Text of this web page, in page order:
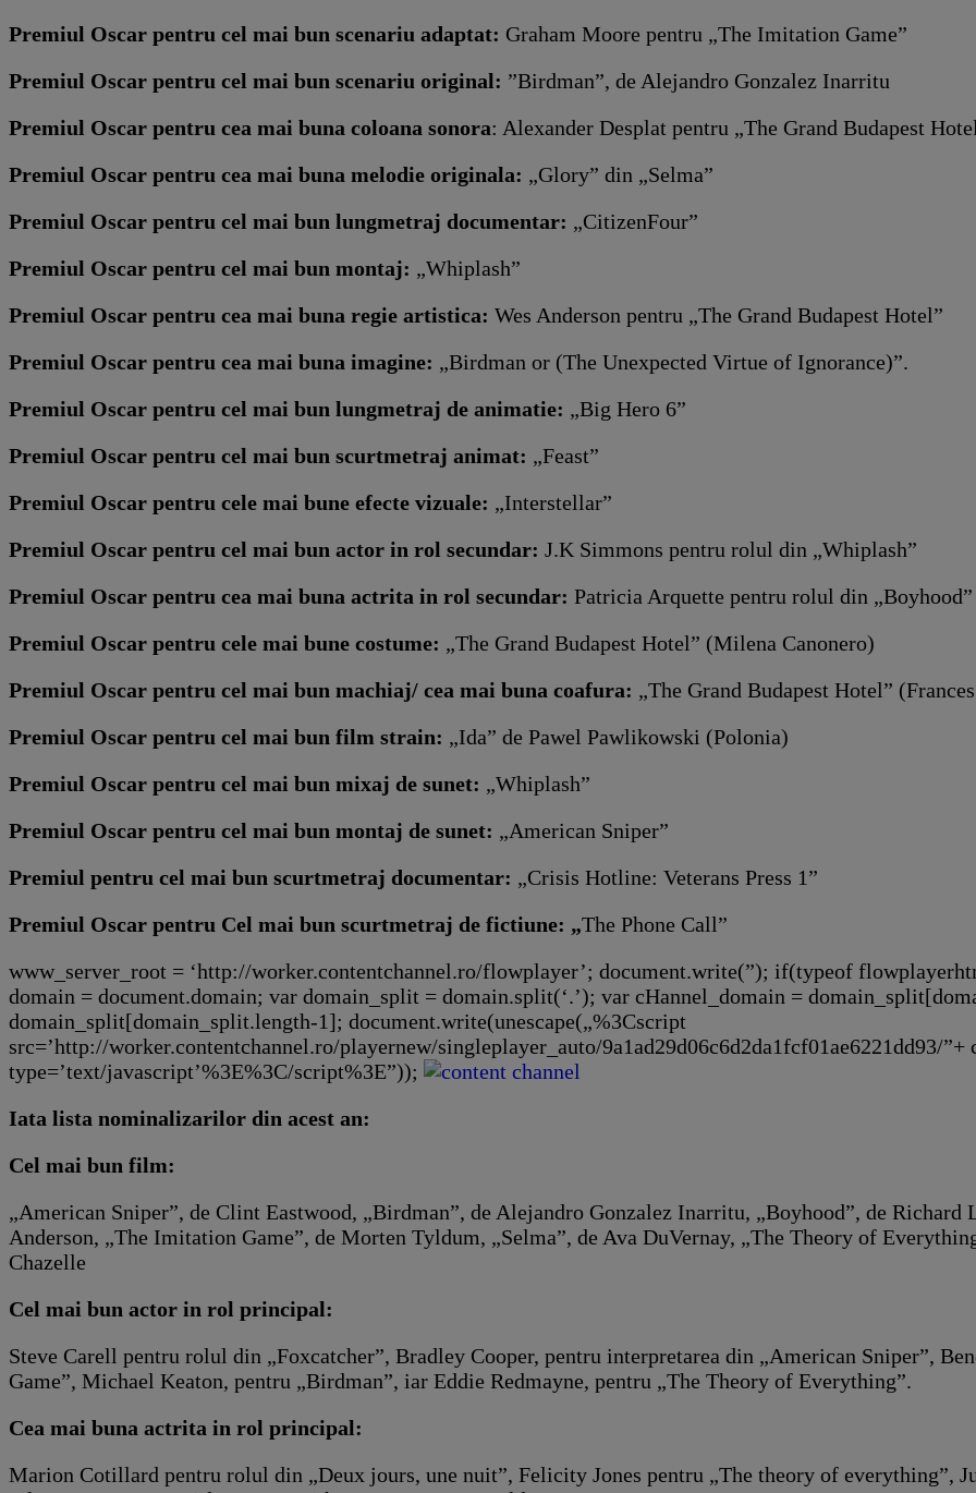
Premiul Oscar pentru cel mai bun scenariu adaptat: Graham Moore pentru „The Imitation Game”
Premiul Oscar pentru cel mai bun scenariu original: ”Birdman”, de Alejandro Gonzalez Inarritu
Premiul Oscar pentru cea mai buna coloana sonora: Alexander Desplat pentru „The Grand Budapest
Premiul Oscar pentru cea mai buna melodie originala: „Glory” din „Selma”
Premiul Oscar pentru cel mai bun lungmetraj documentar: „CitizenFour”
Premiul Oscar pentru cel mai bun montaj: „Whiplash”
Premiul Oscar pentru cea mai buna regie artistica: Wes Anderson pentru „The Grand Budapest Hotel”
Premiul Oscar pentru cea mai buna imagine: „Birdman or (The Unexpected Virtue of Ignorance)”.
Premiul Oscar pentru cel mai bun lungmetraj de animatie: „Big Hero 6”
Premiul Oscar pentru cel mai bun scurtmetraj animat: „Feast”
Premiul Oscar pentru cele mai bune efecte vizuale: „Interstellar”
Premiul Oscar pentru cel mai bun actor in rol secundar: J.K Simmons pentru rolul din „Whiplash”
Premiul Oscar pentru cea mai buna actrita in rol secundar: Patricia Arquette pentru rolul din „Boyhood”
Premiul Oscar pentru cele mai bune costume: „The Grand Budapest Hotel” (Milena Canonero)
Premiul Oscar pentru cel mai bun machiaj/ cea mai buna coafura: „The Grand Budapest Hotel”
Premiul Oscar pentru cel mai bun film strain: „Ida” de Pawel Pawlikowski (Polonia)
Premiul Oscar pentru cel mai bun mixaj de sunet: „Whiplash”
Premiul Oscar pentru cel mai bun montaj de sunet: „American Sniper”
Premiul pentru cel mai bun scurtmetraj documentar: „Crisis Hotline: Veterans Press 1”
Premiul Oscar pentru Cel mai bun scurtmetraj de fictiune: „The Phone Call”
www_server_root = ‘http://worker.contentchannel.ro/flowplayer’; document.write(”); if(typeof
domain = document.domain; var domain_split = domain.split(‘.’); var cHannel_domain =
domain_split[domain_split.length-1]; document.write(unescape(„%3Cscript
src=’http://worker.contentchannel.ro/playernew/singleplayer_auto/9a1ad29d06c6d2da1fcf01ae6221dd93/”+
type=’text/javascript’%3E%3C/script%3E”));
Iata lista nominalizarilor din acest an:
Cel mai bun film:
„American Sniper”, de Clint Eastwood, „Birdman”, de Alejandro Gonzalez Inarritu, „Boyhood”, de Richard
Anderson, „The Imitation Game”, de Morten Tyldum, „Selma”, de Ava DuVernay, „The Theory of
Chazelle
Cel mai bun actor in rol principal:
Steve Carell pentru rolul din „Foxcatcher”, Bradley Cooper, pentru interpretarea din „American Sniper”,
Game”, Michael Keaton, pentru „Birdman”, iar Eddie Redmayne, pentru „The Theory of Everything”.
Cea mai buna actrita in rol principal:
Marion Cotillard pentru rolul din „Deux jours, une nuit”, Felicity Jones pentru „The theory of everything”,